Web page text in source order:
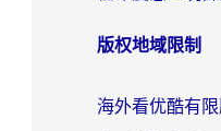
版权地域限制